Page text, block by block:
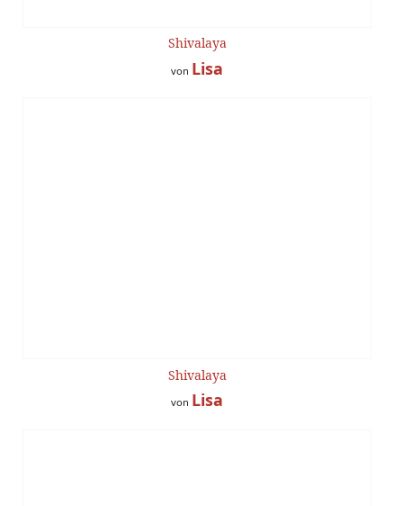
Shivalaya
von Lisa
Shivalaya
von Lisa